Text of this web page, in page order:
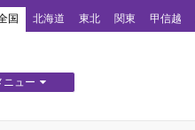
国 北海道 東北 関東 甲信越
ニュー